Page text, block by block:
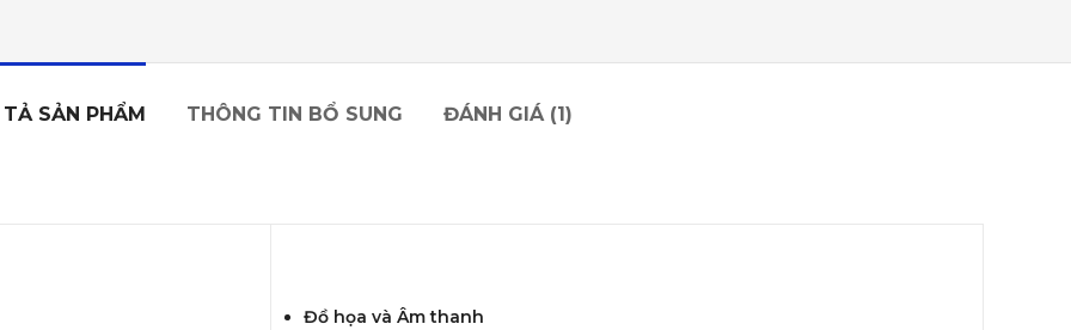
SẢN PHẨM THÔNG TIN BỔ SUNG ĐÁNH GIÁ (1)
Đồ họa và Âm thanh